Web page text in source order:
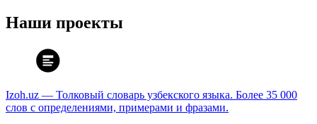
Наши проекты
Izoh.uz — Толковый словарь узбекского языка. Более 35 000
слов с определениями, примерами и фразами.